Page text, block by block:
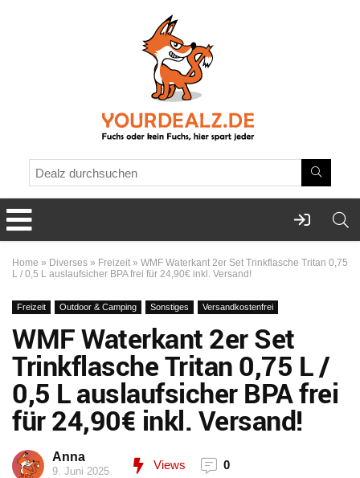
Home » Diverses » Freizeit » WMF Waterkant 2er Set Trinkflasche Tritan 0,75
L / 0,5 L auslaufsicher BPA frei für 24,90€ inkl. Versand!
Freizeit Outdoor & Camping Sonstiges Versandkostenfrei
WMF Waterkant 2er Set
Trinkflasche Tritan 0,75 L /
0,5 L auslaufsicher BPA frei
für 24,90€ inkl. Versand!
Anna
9. Juni 2025 Views 0